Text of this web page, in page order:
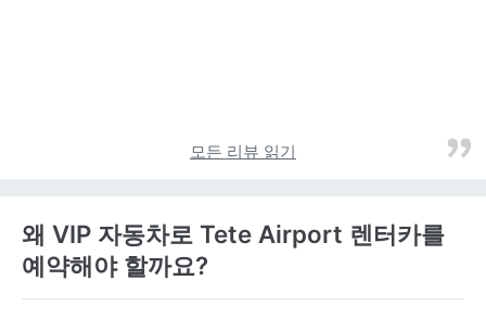
모든 리뷰 읽기
왜 VIP 자동차로 Tete Airport 렌터카를
예약해야 할까요?